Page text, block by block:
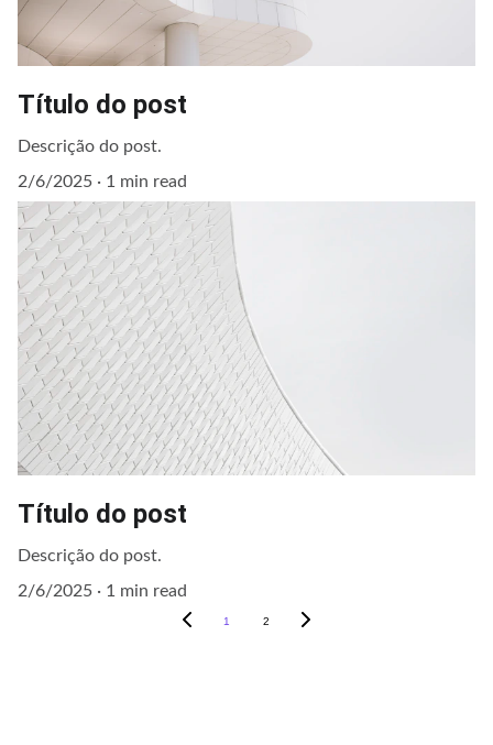
Título do post
Descrição do post.
2/6/2025
1 min read
Título do post
Descrição do post.
2/6/2025
1 min read
1 2